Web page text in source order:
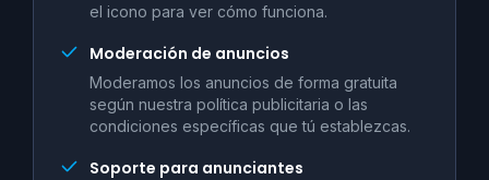
el icono para ver cómo funciona.
Moderación de anuncios
Moderamos los anuncios de forma gratuita
según nuestra política publicitaria o las
condiciones específicas que tú establezcas.
Soporte para anunciantes